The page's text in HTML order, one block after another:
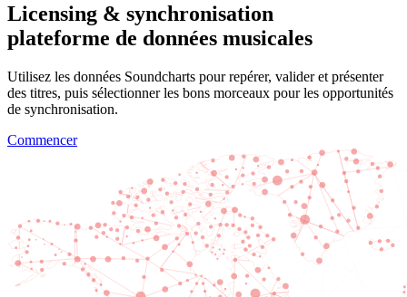
Licensing & synchronisation
plateforme de données musicales
Utilisez les données Soundcharts pour repérer, valider et présenter
des titres, puis sélectionner les bons morceaux pour les opportunités
de synchronisation.
Commencer